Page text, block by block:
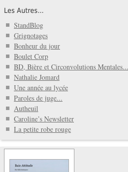
Les Autres...
StandBlog
Grignotages
Bonheur du jour
Boulet Corp
BD, Bière et Circonvolutions Mentales...
Nathalie Jomard
Une année au lycée
Paroles de juge...
Autheuil
Caroline’s Newsletter
La petite robe rouge